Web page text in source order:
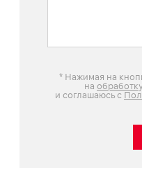
* Нажимая на
на
и соглашаюсь с